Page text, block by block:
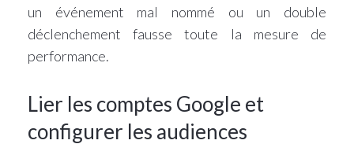
un événement mal nommé ou un double
déclenchement fausse toute la mesure de
performance.
Lier les comptes Google et
configurer les audiences